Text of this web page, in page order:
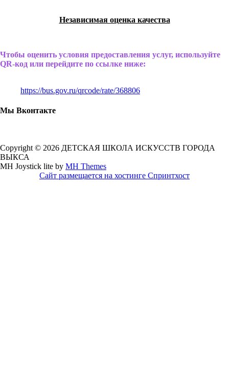
Независимая оценка качества
Чтобы оценить условия предоставления услуг, используйте
QR-код или перейдите по ссылке ниже:
https://bus.gov.ru/qrcode/rate/368806
Мы Вконтакте
Copyright © 2026 ДЕТСКАЯ ШКОЛА ИСКУССТВ ГОРОДА
ВЫКСА
MH Joystick lite by MH Themes
Сайт размещается на хостинге Спринтхост